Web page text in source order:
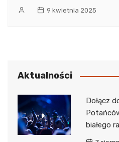
9 kwietnia 2025
Aktualności
Dołącz
białego